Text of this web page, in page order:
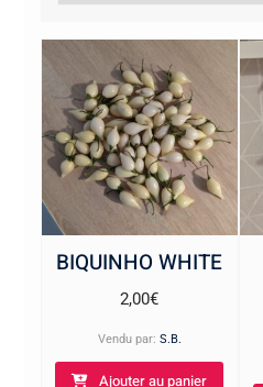
BIQUINHO WHITE
2,00€
Vendu par: S.B.
Ajouter au panier